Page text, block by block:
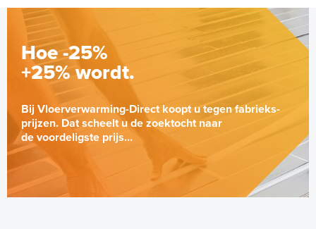
Hoe -25%
+25% wordt.
Bij Vloerverwarming-Direct koopt u tegen fabrieks-
prijzen. Dat scheelt u de zoektocht naar
de voordeligste prijs...